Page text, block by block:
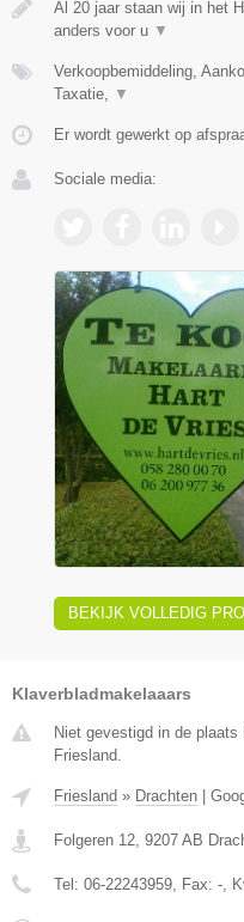
Al 20 jaar staan wij in het
anders voor u ▼
Verkoopbemiddeling,
Taxatie,
▼
Er wordt gewerkt op
Sociale media:
BEKIJK VOLLEDIG
Klaverbladmakelaaars
Niet gevestigd in de
Friesland.
Friesland » Drachten
Folgeren 12, 9207 AB
Tel: 06-22243959, Fax: -,